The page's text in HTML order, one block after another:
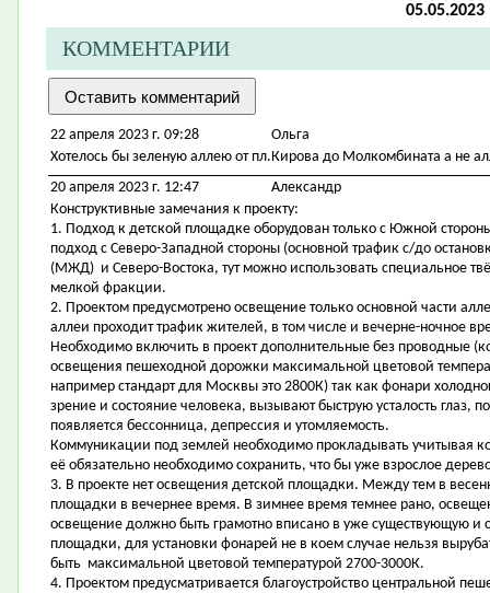
05.05.2023
КОММЕНТАРИИ
22 апреля 2023 г. 09:28
Ольга
Хотелось бы зеленую аллею от пл.Кирова до Молкомбината а не
20 апреля 2023 г. 12:47
Александр
Конструктивные замечания к проекту:
1. Подход к детской площадке оборудован только с Южной
подход с Северо-Западной стороны (основной трафик с/до
(МЖД) и Северо-Востока, тут можно использовать специальное
мелкой фракции.
2. Проектом предусмотрено освещение только основной части
аллеи проходит трафик жителей, в том числе и вечерне-ночное
Необходимо включить в проект дополнительные без проводные
освещения пешеходной дорожки максимальной цветовой
например стандарт для Москвы это 2800К) так как фонари
зрение и состояние человека, вызывают быструю усталость глаз,
появляется бессонница, депрессия и утомляемость.
Коммуникации под землей необходимо прокладывать учитывая
её обязательно необходимо сохранить, что бы уже взрослое
3. В проекте нет освещения детской площадки. Между тем в
площадки в вечернее время. В зимнее время темнее рано,
освещение должно быть грамотно вписано в уже существующую и
площадки, для установки фонарей не в коем случае нельзя
быть максимальной цветовой температурой 2700-3000К.
4. Проектом предусматривается благоустройство центральной